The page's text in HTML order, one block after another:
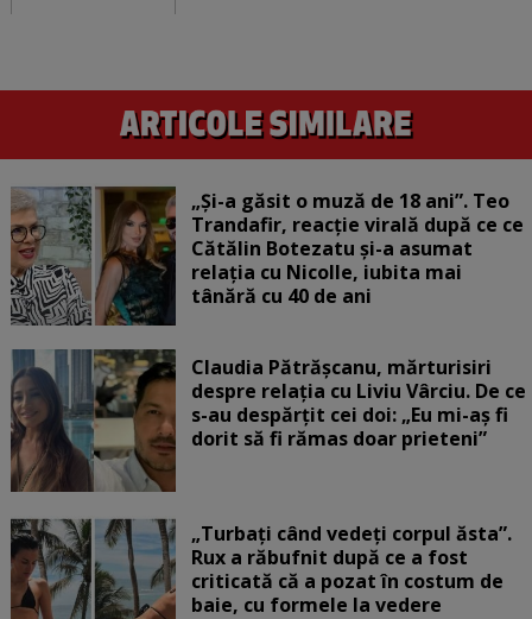
„Și-a găsit o muză de 18 ani”. Teo
Trandafir, reacție virală după ce ce
Cătălin Botezatu și-a asumat
relația cu Nicolle, iubita mai
tânără cu 40 de ani
Claudia Pătrășcanu, mărturisiri
despre relația cu Liviu Vârciu. De ce
s-au despărțit cei doi: „Eu mi-aș fi
dorit să fi rămas doar prieteni”
„Turbați când vedeți corpul ăsta”.
Rux a răbufnit după ce a fost
criticată că a pozat în costum de
baie, cu formele la vedere